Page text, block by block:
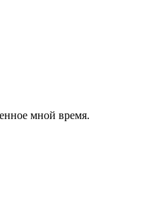
мной время.